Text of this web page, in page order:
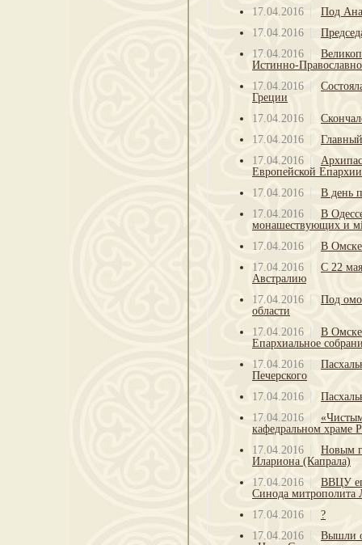
17.04.2016
Под
17.04.2016
17.04.2016
Истинно-
17.04.2016
Греции
17.04.2016
17.04.2016
17.04.2016
Европейской
17.04.2016
В день
17.04.2016
В
монашествующих и
17.04.2016
В Омске
17.04.2016
С 22
Австралию
17.04.2016
Под
области
17.04.2016
В Омске
Епархиальное
17.04.2016
Печерского
17.04.2016
17.04.2016
кафедральном храме
17.04.2016
Новым
Илариона (Капрала)
17.04.2016
ВВЦУ
Синода
17.04.2016
?
17.04.2016
Вышли